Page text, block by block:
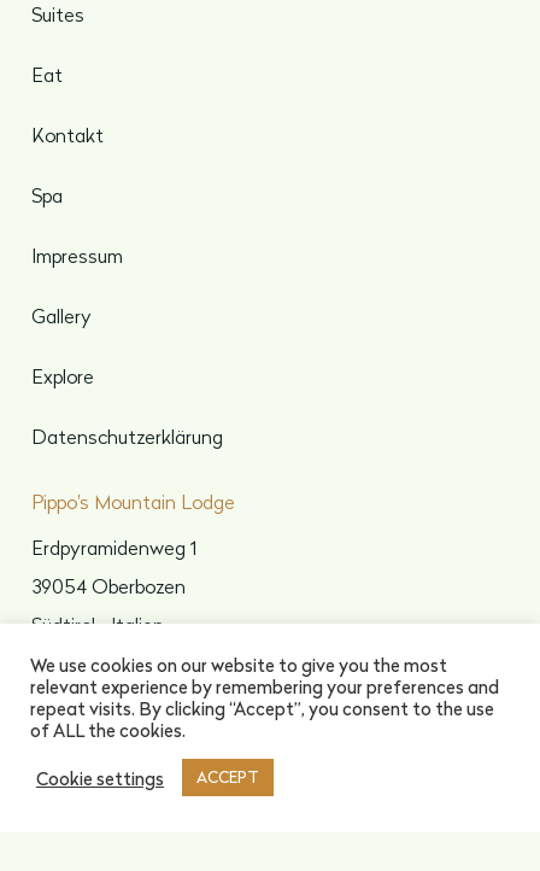
VERFÜGBARKEIT PRÜFEN
Suites
Eat
Kontakt
Spa
Impressum
Gallery
Explore
Datenschutzerklärung
Pippo's Mountain Lodge
Erdpyramidenweg 1
39054 Oberbozen
Südtirol • Italien
Phone :
+39 380 188 0023
E-Mail :
info@pippos.it
We use cookies on our website to give you the most
relevant experience by remembering your preferences and
repeat visits. By clicking “Accept”, you consent to the use
of ALL the cookies.
Cookie settings
ACCEPT